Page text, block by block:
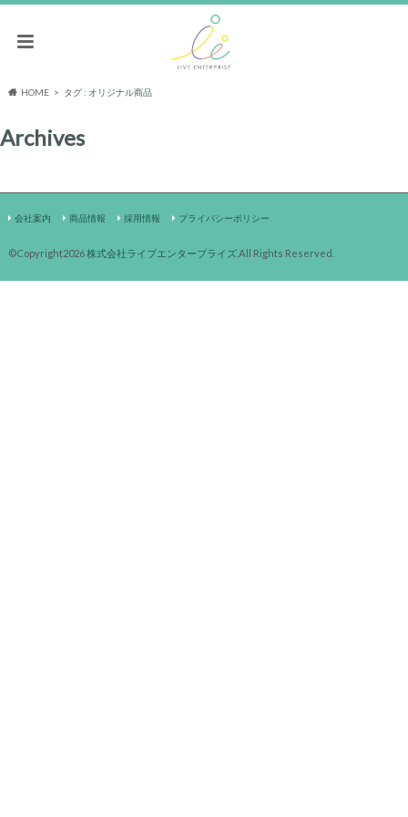
HOME タグ : オリジナル商品
Archives
会社案内 商品情報 採用情報 プライバシーポリシー
©Copyright2026株式会社ライブエンタープライズ.All Rights Reserved.